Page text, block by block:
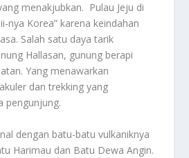
menakjubkan. Pulau Jeju di
nya Korea” karena keindahan
Salah satu daya tarik
Hallasan, gunung berapi
Yang menawarkan
dan trekking yang
pengunjung.
dengan batu-batu vulkaniknya
Harimau dan Batu Dewa Angin.